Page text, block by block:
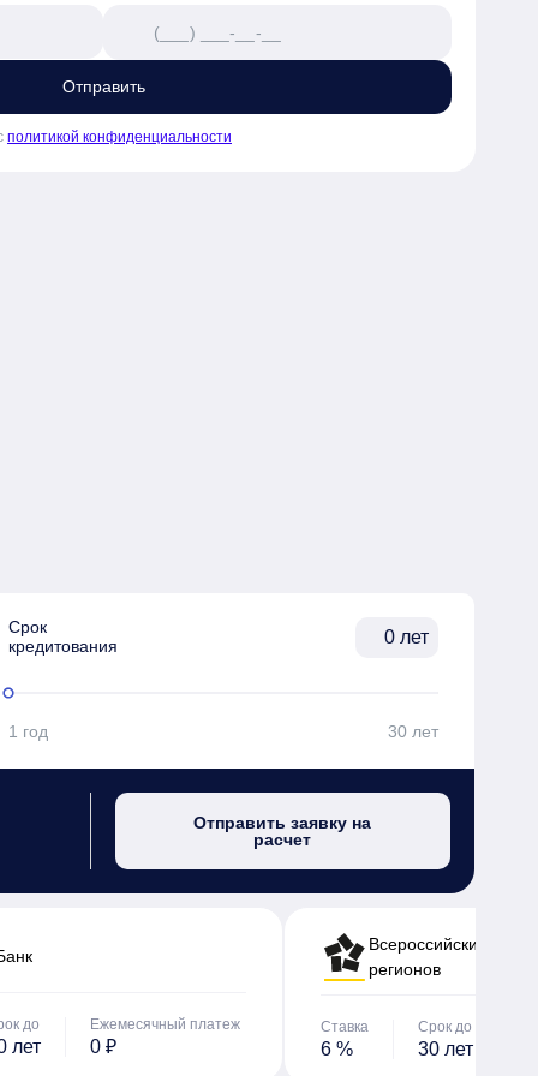
Отправить
политикой конфиденциальности
Срок
кредитования
лет
1 год 30 лет
Отправить заявку на
расчет
до
лет
Ежемесячный платеж
0 ₽
Всероссийский банк
регионов
Ставка
6 %
Срок до
30 лет